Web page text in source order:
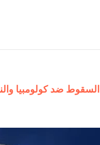
ضد كولومبيا